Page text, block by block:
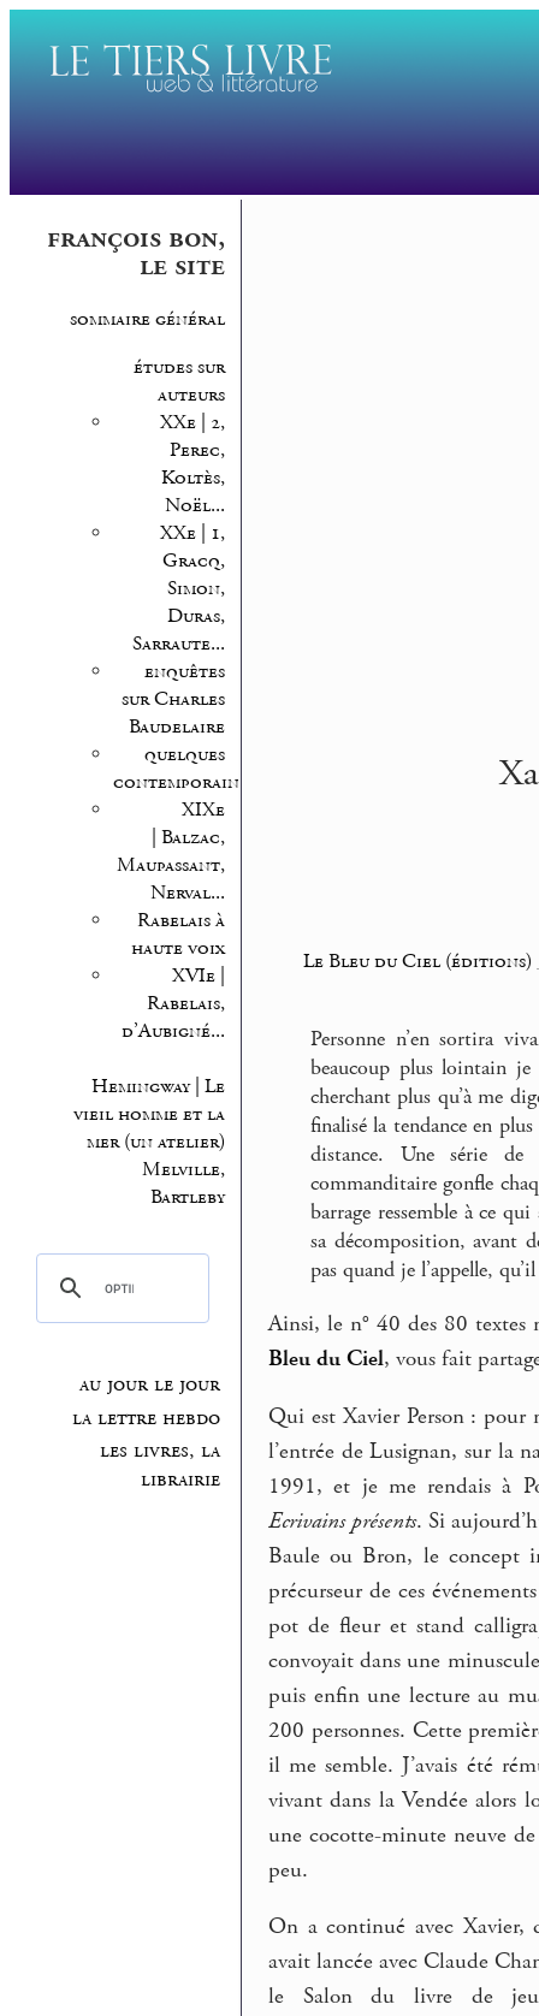
françois bon,
le site
sommaire général
études sur
auteurs
XXe | 2,
Perec,
Koltès,
Noël...
XXe | 1,
Gracq,
Simon,
Duras,
Sarraute...
enquêtes
sur Charles
Baudelaire
quelques
contemporains
XIXe
| Balzac,
Maupassant,
Nerval...
Rabelais à
haute voix
XVIe |
Rabelais,
d’Aubigné...
Hemingway | Le
vieil homme et la
mer (un atelier)
Melville,
Bartleby
au jour le jour
la lettre hebdo
les livres, la
librairie
Le Bleu du Ciel (éditions)
Personne n’en sortira
beaucoup plus lointain je
cherchant plus qu’à me
finalisé la tendance en
distance. Une série de
commanditaire gonfle
barrage ressemble à ce
sa décomposition, avant
pas quand je l’appelle,
Ainsi, le n° 40 des 80 textes
Bleu du Ciel, vous fait
Qui est Xavier Person : pour
l’entrée de Lusignan, sur la
1991, et je me rendais à
Ecrivains présents. Si
Baule ou Bron, le concept
précurseur de ces
pot de fleur et stand
convoyait dans une
puis enfin une lecture au
200 personnes. Cette
il me semble. J’avais été
vivant dans la Vendée alors
une cocotte-minute neuve
peu.
On a continué avec Xavier,
avait lancée avec Claude
le Salon du livre de